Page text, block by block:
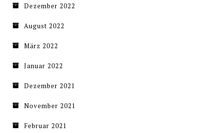
Dezember 2022
August 2022
März 2022
Januar 2022
Dezember 2021
November 2021
Februar 2021